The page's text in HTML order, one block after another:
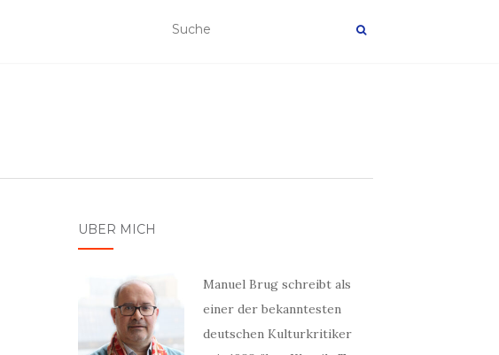
ÜBER MICH
Manuel Brug schreibt als
einer der bekanntesten
deutschen Kulturkritiker